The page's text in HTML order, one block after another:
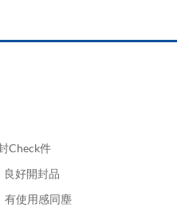
Check件
良好開封品
有使用感同塵